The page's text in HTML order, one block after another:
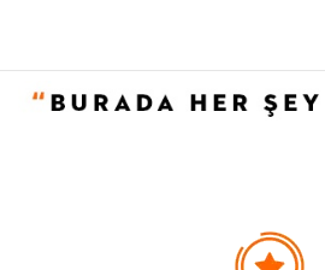
• Not: Bu fiyat perakende satışlar için